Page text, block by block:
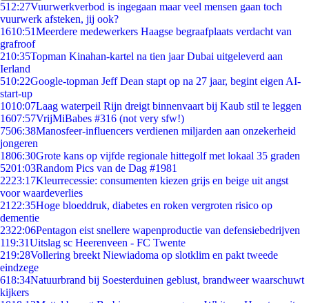
512:27Vuurwerkverbod is ingegaan maar veel mensen gaan toch
vuurwerk afsteken, jij ook?
1610:51Meerdere medewerkers Haagse begraafplaats verdacht van
grafroof
210:35Topman Kinahan-kartel na tien jaar Dubai uitgeleverd aan
Ierland
510:22Google-topman Jeff Dean stapt op na 27 jaar, begint eigen AI-
start-up
1010:07Laag waterpeil Rijn dreigt binnenvaart bij Kaub stil te leggen
1607:57VrijMiBabes #316 (not very sfw!)
7506:38Manosfeer-influencers verdienen miljarden aan onzekerheid
jongeren
1806:30Grote kans op vijfde regionale hittegolf met lokaal 35 graden
5201:03Random Pics van de Dag #1981
2223:17Kleurrecessie: consumenten kiezen grijs en beige uit angst
voor waardeverlies
21 22:35Hoge bloeddruk, diabetes en roken vergroten risico op
dementie
2322:06Pentagon eist snellere wapenproductie van defensiebedrijven
119:31Uitslag sc Heerenveen - FC Twente
219:28Vollering breekt Niewiadoma op slotklim en pakt tweede
eindzege
618:34Natuurbrand bij Soesterduinen geblust, brandweer waarschuwt
kijkers